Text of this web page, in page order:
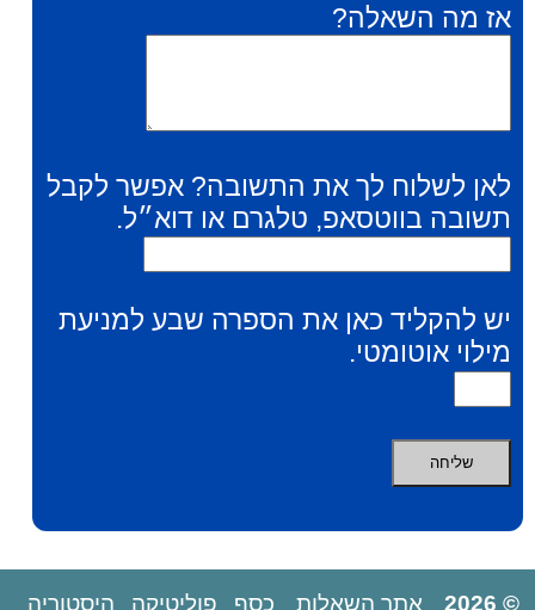
אז מה השאלה?
לאן לשלוח לך את התשובה? אפשר לקבל
תשובה בווטסאפ, טלגרם או דוא״ל.
יש להקליד כאן את הספרה שבע למניעת
מילוי אוטומטי.
© 2026 אתר השאלות כסף פוליטיקה היסטוריה